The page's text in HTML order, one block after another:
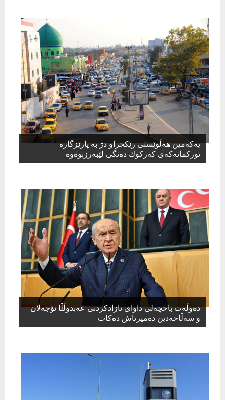
یەكەمین هەڵوێستی رێكخراو دژ بە پارێزگارە
توركمانەكەی كەركوك دەنگی لێبەرزبوەوە
دەوڵەت باخچەلی داوای ئازادکردنی عەبدوڵڵا ئۆجەلان
و سەڵاحەدین دەمیرتاش دەکات